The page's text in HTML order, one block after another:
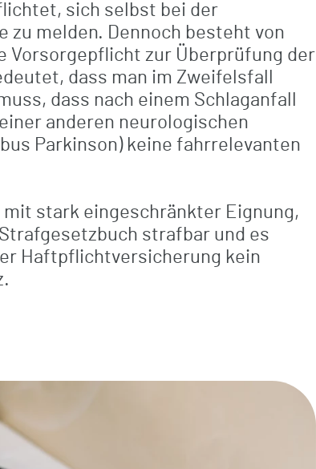
sich selbst bei der
zu melden. Dennoch besteht von
Vorsorgepflicht zur Überprüfung der
dass man im Zweifelsfall
dass nach einem Schlaganfall
anderen neurologischen
Parkinson) keine fahrrelevanten
mit stark eingeschränkter Eignung,
strafbar und es
Haftpflichtversicherung kein